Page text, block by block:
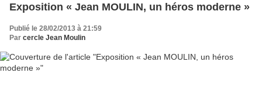
Exposition « Jean MOULIN, un héros moderne »
Publié le 28/02/2013 à 21:59
Par cercle Jean Moulin